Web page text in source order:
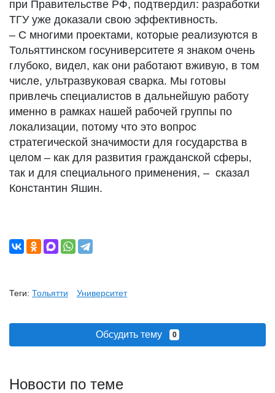
при Правительстве РФ, подтвердил: разработки
ТГУ уже доказали свою эффективность.
– С многими проектами, которые реализуются в
Тольяттинском госуниверситете я знаком очень
глубоко, видел, как они работают вживую, в том
числе, ультразвуковая сварка. Мы готовы
привлечь специалистов в дальнейшую работу
именно в рамках нашей рабочей группы по
локализации, потому что это вопрос
стратегической значимости для государства в
целом – как для развития гражданской сферы,
так и для специального применения, – сказал
Константин Яшин.
Теги: Тольятти Университет
Обсудить тему 0
Новости по теме